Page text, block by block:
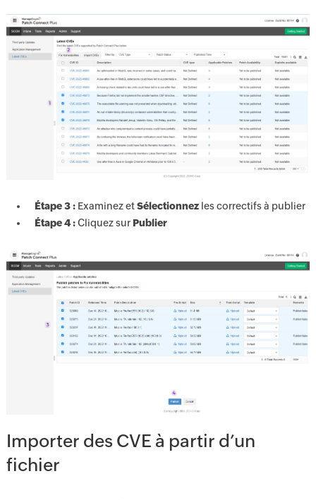
Étape 3 :Examinez etSélectionnezles correctifs à publier
Étape 4 :Cliquez sur Publier
Importer des CVE à partir d’un
fichier